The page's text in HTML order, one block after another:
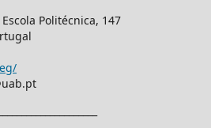
Politécnica, 147